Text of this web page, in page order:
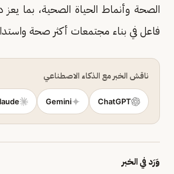
الصحة وأنماط الحياة الصحية، بما
فاعل في بناء مجتمعات أكثر صحة
ناقش الخبر مع الذكاء الاصطناعي
ChatGPT
Gemini
وَرَد في الخبر